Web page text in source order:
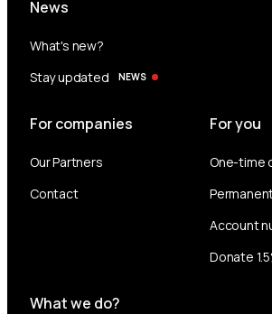
News
What's new?
Stay updated
NEWS
For companies
Our Partners
Contact
For you
One-time
Account
Donate
What we do?